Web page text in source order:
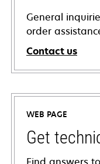
General
order
Contact us
WEB PAGE
Get